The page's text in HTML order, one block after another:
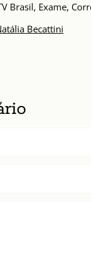
Brasil, Exame,
Becattini